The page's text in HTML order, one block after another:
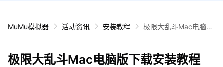
MuMu模拟器 活动资讯 安装教程
极限大乱斗Mac电脑版
极限大乱斗Mac电脑版下载安装教程